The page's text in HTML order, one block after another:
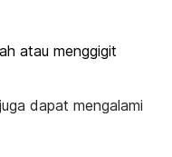
atau menggigit
dapat mengalami